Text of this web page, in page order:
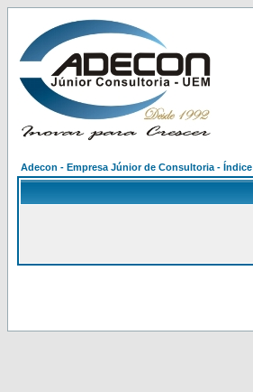
Adecon - Empresa Júnior de Consultoria - Índice